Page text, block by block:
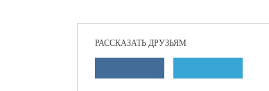
РАССКАЗАТЬ ДРУЗЬЯМ